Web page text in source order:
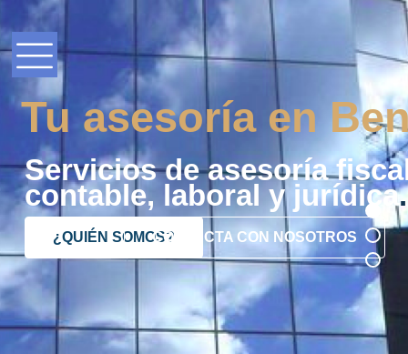
Tu asesoría en
Servicios de asesoría
contable, laboral y jurídica.
¿QUIÉN SOMOS?CONTACTA CON NOSOTROS